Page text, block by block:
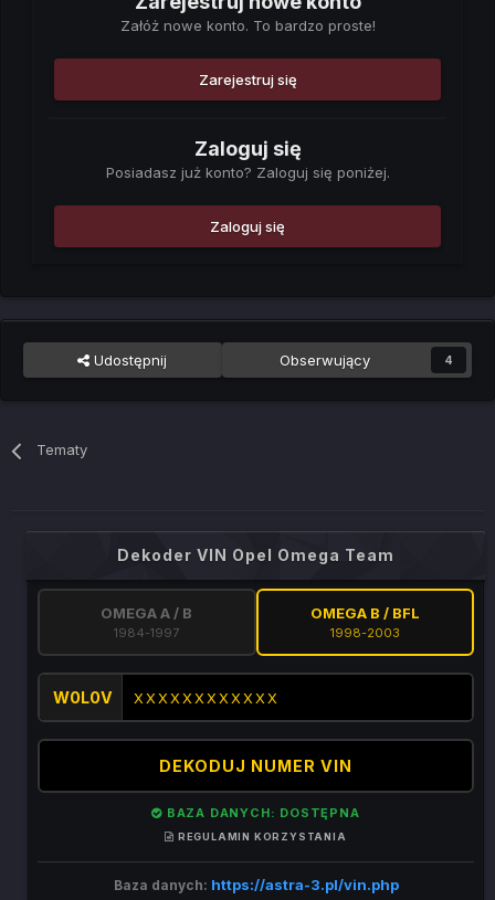
Załóż nowe konto. To bardzo proste!
Zarejestruj się
Zaloguj się
Posiadasz już konto? Zaloguj się poniżej.
Zaloguj się
Udostępnij Obserwujący 4
Tematy
Dekoder VIN Opel Omega Team
OMEGA A / B
1984-1997
OMEGA B / BFL
1998-2003
W0L0V
DEKODUJ NUMER VIN
BAZA DANYCH: DOSTĘPNA
REGULAMIN KORZYSTANIA
Baza danych: https://astra-3.pl/vin.php